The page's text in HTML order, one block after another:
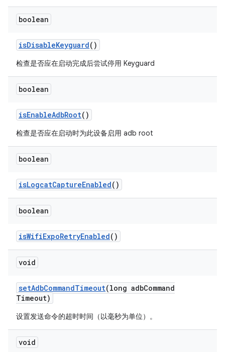
boolean
isDisableKeyguard()
检查是否应在启动完成后尝试停用 Keyguard
boolean
isEnableAdbRoot()
检查是否应在启动时为此设备启用 adb root
boolean
isLogcatCaptureEnabled()
boolean
isWifiExpoRetryEnabled()
void
setAdbCommandTimeout(long adbCommand
Timeout)
设置发送命令的超时时间（以毫秒为单位）。
void